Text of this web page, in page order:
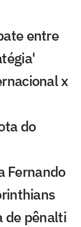
entre
x
do
Fernando
de pênalti